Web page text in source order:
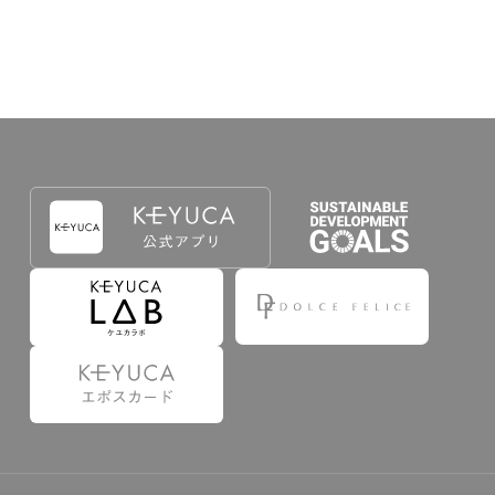
ることで登録することが出来ます。
判断した場合は、弊社は、その登録を取り消す
事前に通知することなく一旦なされた登録を取